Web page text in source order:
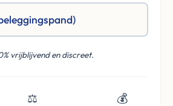
vrijblijvend en discreet.
⚖️ 💰